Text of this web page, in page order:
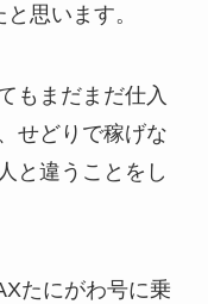
思います。
もまだまだ仕入
せどりで稼げな
と違うことをし
たにがわ号に乗